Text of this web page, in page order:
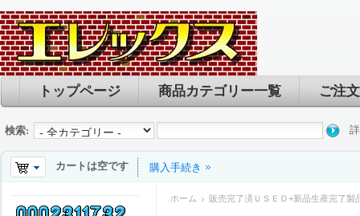
トップページ 商品カテゴリー一覧 ご注
検索:
カートは空です 購入手続き
ホーム 販売完了済ＵＳＥＤ+新品生産完了製